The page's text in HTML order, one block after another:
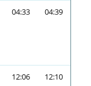
04:33 04:39
12:06 12:10